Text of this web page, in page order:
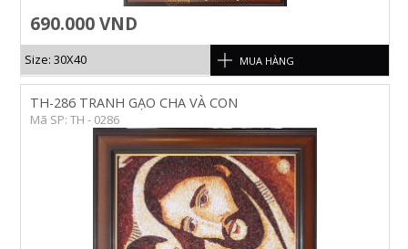
690.000 VND
Size: 30X40 MUA HÀNG
TH-286 TRANH GẠO CHA VÀ CON
Mã SP: TH - 0286